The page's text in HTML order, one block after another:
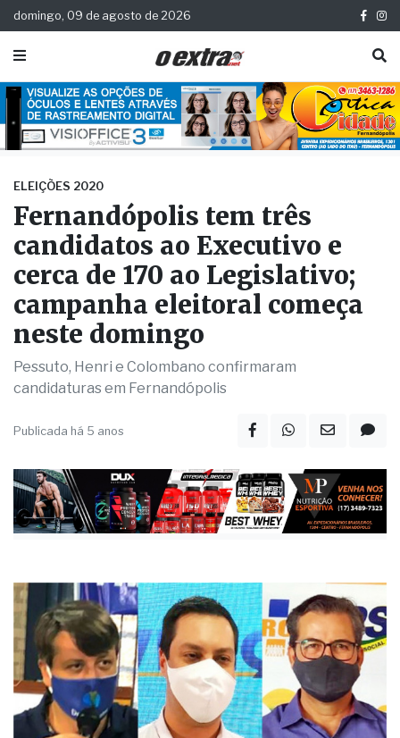
domingo, 09 de agosto de 2026
ELEIÇÕES 2020
Fernandópolis tem três
candidatos ao Executivo e
cerca de 170 ao Legislativo;
campanha eleitoral começa
neste domingo
Pessuto, Henri e Colombano confirmaram
candidaturas em Fernandópolis
Publicada há 5 anos